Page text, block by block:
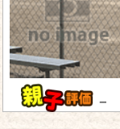
－